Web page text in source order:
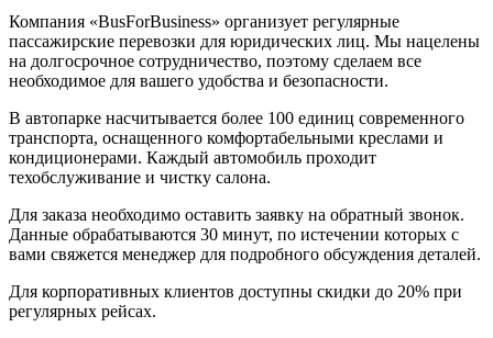
Компания «BusForBusiness» организует регулярные
пассажирские перевозки для юридических лиц. Мы нацелены
на долгосрочное сотрудничество, поэтому сделаем все
необходимое для вашего удобства и безопасности.
В автопарке насчитывается более 100 единиц современного
транспорта, оснащенного комфортабельными креслами и
кондиционерами. Каждый автомобиль проходит
техобслуживание и чистку салона.
Для заказа необходимо оставить заявку на обратный звонок.
Данные обрабатываются 30 минут, по истечении которых с
вами свяжется менеджер для подробного обсуждения деталей.
Для корпоративных клиентов доступны скидки до 20% при
регулярных рейсах.